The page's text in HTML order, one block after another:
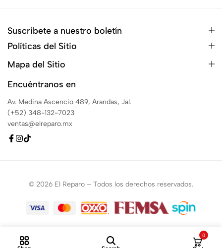
Suscribete a nuestro boletín
Políticas del Sitio
Mapa del Sitio
Encuéntranos en
Av. Medina Ascencio 489, Arandas, Jal.
(+52) 348-132-7023
ventas@elreparo.mx
© 2026 El Reparo – Todos los derechos reservados.
0